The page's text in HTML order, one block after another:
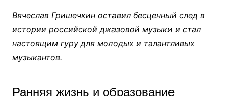
Вячеслав Гришечкин оставил бесценный след в
истории российской джазовой музыки и стал
настоящим гуру для молодых и талантливых
музыкантов.
Ранняя жизнь и образование